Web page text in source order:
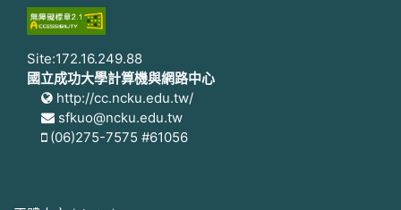
Site:172.16.249.88
國立成功大學計算機與網路中心
http://cc.ncku.edu.tw/
sfkuo@ncku.edu.tw
(06)275-7575 #61056